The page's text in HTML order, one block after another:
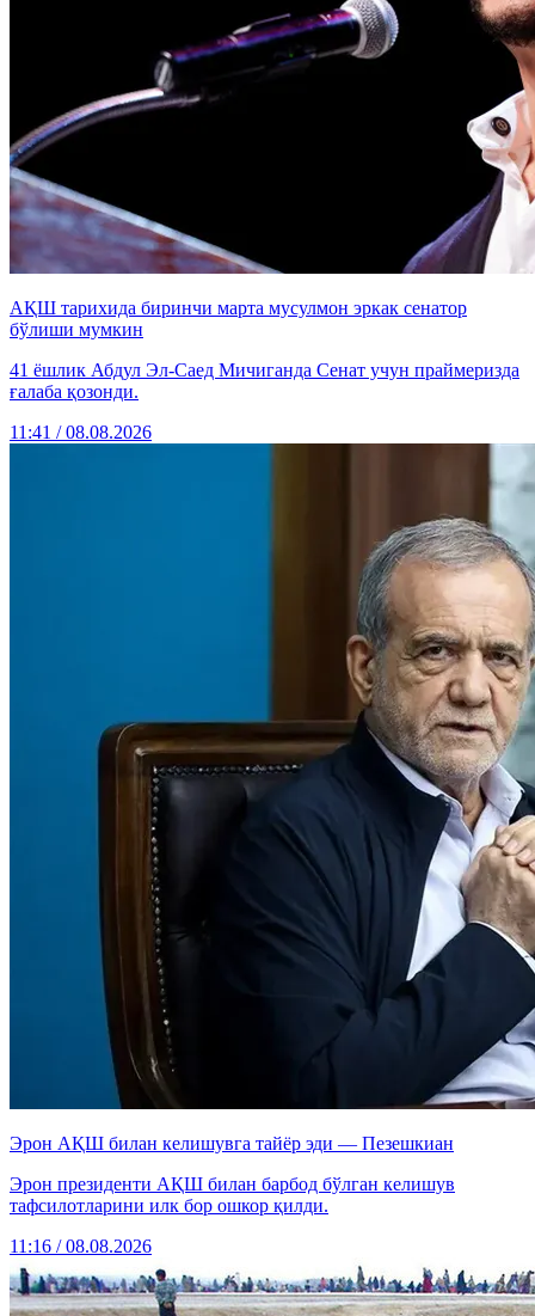
АҚШ тарихида биринчи марта мусулмон эркак сенатор
бўлиши мумкин
41 ёшлик Абдул Эл-Саед Мичиганда Сенат учун праймеризда
ғалаба қозонди.
11:41 / 08.08.2026
Эрон АҚШ билан келишувга тайёр эди — Пезешкиан
Эрон президенти АҚШ билан барбод бўлган келишув
тафсилотларини илк бор ошкор қилди.
11:16 / 08.08.2026